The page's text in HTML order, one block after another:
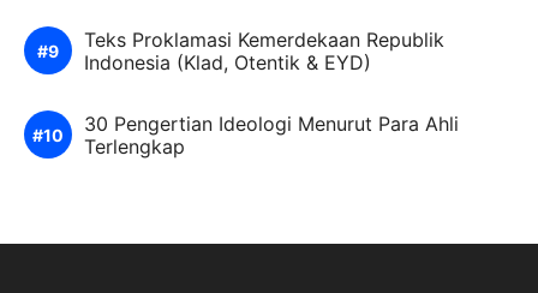
Teks Proklamasi Kemerdekaan Republik
Indonesia (Klad, Otentik & EYD)
30 Pengertian Ideologi Menurut Para Ahli
Terlengkap